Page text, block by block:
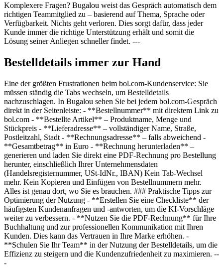
Komplexere Fragen? Bugalou weist das Gespräch automatisch dem
richtigen Teammitglied zu – basierend auf Thema, Sprache oder
Verfügbarkeit. Nichts geht verloren. Dies sorgt dafür, dass jeder
Kunde immer die richtige Unterstützung erhält und somit die
Lösung seiner Anliegen schneller findet. ---
Bestelldetails immer zur Hand
Eine der größten Frustrationen beim bol.com-Kundenservice: Sie
müssen ständig die Tabs wechseln, um Bestelldetails
nachzuschlagen. In Bugalou sehen Sie bei jedem bol.com-Gespräch
direkt in der Seitenleiste: - **Bestellnummer** mit direktem Link zu
bol.com - **Bestellte Artikel** – Produktname, Menge und
Stückpreis - **Lieferadresse** – vollständiger Name, Straße,
Postleitzahl, Stadt - **Rechnungsadresse** – falls abweichend -
**Gesamtbetrag** in Euro - **Rechnung herunterladen** –
generieren und laden Sie direkt eine PDF-Rechnung pro Bestellung
herunter, einschließlich Ihrer Unternehmensdaten
(Handelsregisternummer, USt-IdNr., IBAN) Kein Tab-Wechsel
mehr. Kein Kopieren und Einfügen von Bestellnummern mehr.
Alles ist genau dort, wo Sie es brauchen. ### Praktische Tipps zur
Optimierung der Nutzung - **Erstellen Sie eine Checkliste** der
häufigsten Kundenanfragen und -antworten, um die KI-Vorschläge
weiter zu verbessern. - **Nutzen Sie die PDF-Rechnung** für Ihre
Buchhaltung und zur professionellen Kommunikation mit Ihren
Kunden. Dies kann das Vertrauen in Ihre Marke erhöhen. -
**Schulen Sie Ihr Team** in der Nutzung der Bestelldetails, um die
Effizienz zu steigern und die Kundenzufriedenheit zu maximieren. --
-